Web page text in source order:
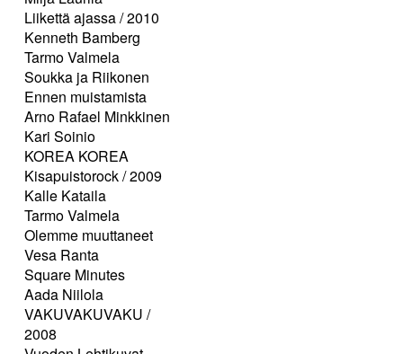
Liikettä ajassa / 2010
Kenneth Bamberg
Tarmo Valmela
Soukka ja Riikonen
Ennen muistamista
Arno Rafael Minkkinen
Kari Soinio
KOREA KOREA
Kisapuistorock / 2009
Kalle Kataila
Tarmo Valmela
Olemme muuttaneet
Vesa Ranta
Square Minutes
Aada Niilola
VAKUVAKUVAKU /
2008